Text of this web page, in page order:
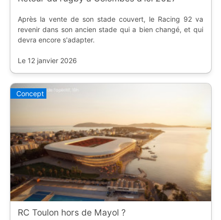
Après la vente de son stade couvert, le Racing 92 va
revenir dans son ancien stade qui a bien changé, et qui
devra encore s'adapter.
Le 12 janvier 2026
Concept
RC Toulon hors de Mayol ?